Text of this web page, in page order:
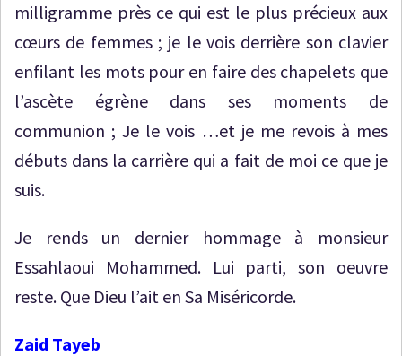
milligramme près ce qui est le plus précieux aux
cœurs de femmes ; je le vois derrière son clavier
enfilant les mots pour en faire des chapelets que
l’ascète égrène dans ses moments de
communion ; Je le vois …et je me revois à mes
débuts dans la carrière qui a fait de moi ce que je
suis.
Je rends un dernier hommage à monsieur
Essahlaoui Mohammed. Lui parti, son oeuvre
reste. Que Dieu l’ait en Sa Miséricorde.
Zaid Tayeb